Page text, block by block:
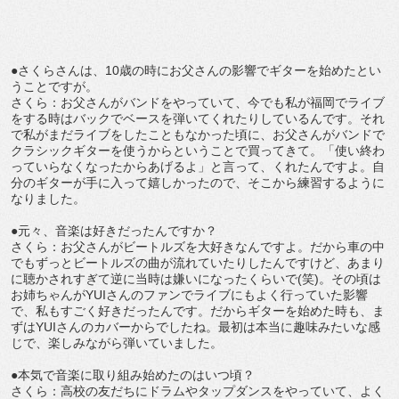
●さくらさんは、10歳の時にお父さんの影響でギターを始めたとい
うことですが。
さくら：お父さんがバンドをやっていて、今でも私が福岡でライブ
をする時はバックでベースを弾いてくれたりしているんです。それ
で私がまだライブをしたこともなかった頃に、お父さんがバンドで
クラシックギターを使うからということで買ってきて。「使い終わ
っていらなくなったからあげるよ」と言って、くれたんですよ。自
分のギターが手に入って嬉しかったので、そこから練習するように
なりました。
●元々、音楽は好きだったんですか？
さくら：お父さんがビートルズを大好きなんですよ。だから車の中
でもずっとビートルズの曲が流れていたりしたんですけど、あまり
に聴かされすぎて逆に当時は嫌いになったくらいで(笑)。その頃は
お姉ちゃんがYUIさんのファンでライブにもよく行っていた影響
で、私もすごく好きだったんです。だからギターを始めた時も、ま
ずはYUIさんのカバーからでしたね。最初は本当に趣味みたいな感
じで、楽しみながら弾いていました。
●本気で音楽に取り組み始めたのはいつ頃？
さくら：高校の友だちにドラムやタップダンスをやっていて、よく